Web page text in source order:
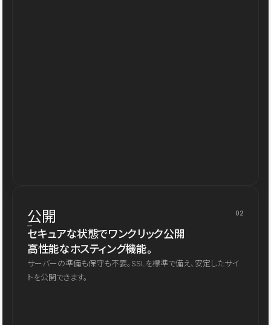
公開 02
セキュアな状態でワンクリック公開
高性能なホスティング機能。
サーバーの準備も保守も不要。SSLを標準で備え、安定したサイ
トを公開できます。